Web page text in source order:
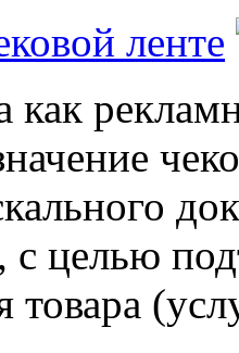
ленте
как
с целью
товара